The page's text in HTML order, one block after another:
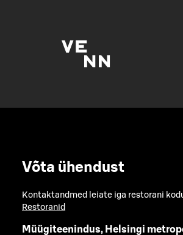
Võta ühendust
Kontaktandmed leiate iga restorani
Restoranid
Müügiteenindus, Helsingi